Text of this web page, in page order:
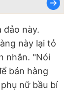
đảo này.
này lại tỏ
nhắn. "Nói
bán hàng
nữ bầu bí